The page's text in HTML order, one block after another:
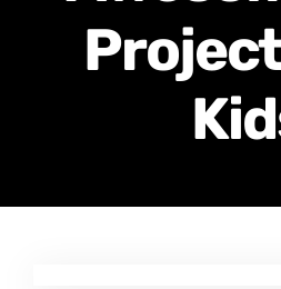
Certificados de Profesionalidad